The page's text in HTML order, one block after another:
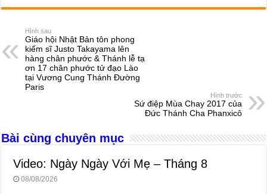
c
e
b
o
o
ss
n
g
er
at
A
p
p
e
d
s
er ail ar
Hình sau
Giáo hội Nhật Bản tôn phong
kiếm sĩ Justo Takayama lên
hàng chân phước & Thánh lễ tạ
ơn 17 chân phước tử đạo Lào
tại Vương Cung Thánh Đường
Paris
Hình trước
Sứ điệp Mùa Chay 2017 của
Đức Thánh Cha Phanxicô
Bài cùng chuyên mục
Video: Ngày Ngày Với Mẹ – Tháng 8
08/08/2026